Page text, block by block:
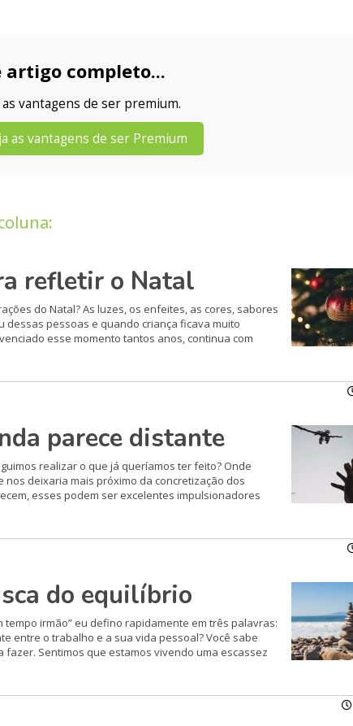
artigo completo...
as vantagens de ser premium.
as vantagens de ser Premium
refletir o Natal
do Natal? As luzes, os enfeites, as cores, sabores
dessas pessoas e quando criança ficava muito
esse momento tantos anos, continua com
parece distante
realizar o que já queríamos ter feito? Onde
deixaria mais próximo da concretização dos
esses podem ser excelentes impulsionadores
do equilíbrio
irmão” eu defino rapidamente em três palavras:
entre o trabalho e a sua vida pessoal? Você sabe
fazer. Sentimos que estamos vivendo uma escassez